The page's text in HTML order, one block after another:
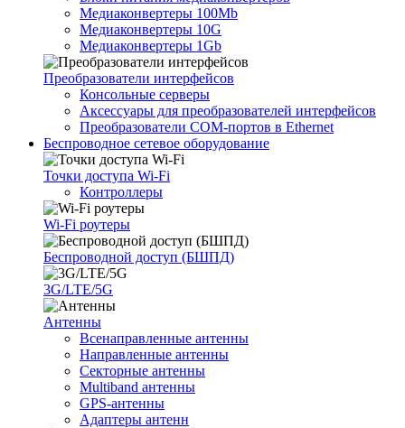
Медиаконвертеры 100Mb
Медиаконвертеры 10G
Медиаконвертеры 1Gb
Преобразователи интерфейсов
Консольные серверы
Аксессуары для преобразователей интерфейсов
Преобразователи COM-портов в Ethernet
Беспроводное сетевое оборудование
Точки доступа Wi-Fi
Контроллеры
Wi-Fi роутеры
Беспроводной доступ (БШПД)
3G/LTE/5G
Антенны
Всенаправленные антенны
Направленные антенны
Секторные антенны
Multiband антенны
GPS-антенны
Адаптеры антенн